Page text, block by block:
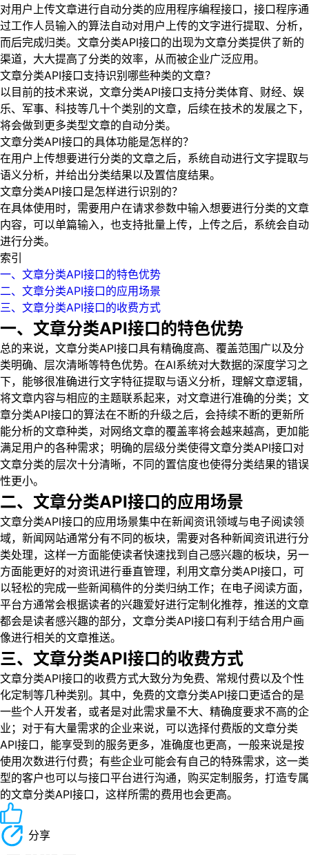
对用户上传文章进行自动分类的应用程序编程接口，接口程序通
过工作人员输入的算法自动对用户上传的文字进行提取、分析，
而后完成归类。文章分类API接口的出现为文章分类提供了新的
渠道，大大提高了分类的效率，从而被企业广泛应用。
文章分类API接口支持识别哪些种类的文章？
以目前的技术来说，文章分类API接口支持分类体育、财经、娱
乐、军事、科技等几十个类别的文章，后续在技术的发展之下，
将会做到更多类型文章的自动分类。
文章分类API接口的具体功能是怎样的？
在用户上传想要进行分类的文章之后，系统自动进行文字提取与
语义分析，并给出分类结果以及置信度结果。
文章分类API接口是怎样进行识别的？
在具体使用时，需要用户在请求参数中输入想要进行分类的文章
内容，可以单篇输入，也支持批量上传，上传之后，系统会自动
进行分类。
索引
一、文章分类API接口的特色优势
二、文章分类API接口的应用场景
三、文章分类API接口的收费方式
一、文章分类API接口的特色优势
总的来说，文章分类API接口具有精确度高、覆盖范围广以及分
类明确、层次清晰等特色优势。在AI系统对大数据的深度学习之
下，能够很准确进行文字特征提取与语义分析，理解文章逻辑，
将文章内容与相应的主题联系起来，对文章进行准确的分类；文
章分类API接口的算法在不断的升级之后，会持续不断的更新所
能分析的文章种类，对网络文章的覆盖率将会越来越高，更加能
满足用户的各种需求；明确的层级分类使得文章分类API接口对
文章分类的层次十分清晰，不同的置信度也使得分类结果的错误
性更小。
二、文章分类API接口的应用场景
文章分类API接口的应用场景集中在新闻资讯领域与电子阅读领
域，新闻网站通常分有不同的板块，需要对各种新闻资讯进行分
类处理，这样一方面能使读者快速找到自己感兴趣的板块，另一
方面能更好的对资讯进行垂直管理，利用文章分类API接口，可
以轻松的完成一些新闻稿件的分类归纳工作；在电子阅读方面，
平台方通常会根据读者的兴趣爱好进行定制化推荐，推送的文章
都会是读者感兴趣的部分，文章分类API接口有利于结合用户画
像进行相关的文章推送。
三、文章分类API接口的收费方式
文章分类API接口的收费方式大致分为免费、常规付费以及个性
化定制等几种类别。其中，免费的文章分类API接口更适合的是
一些个人开发者，或者是对此需求量不大、精确度要求不高的企
业；对于有大量需求的企业来说，可以选择付费版的文章分类
API接口，能享受到的服务更多，准确度也更高，一般来说是按
使用次数进行付费；有些企业可能会有自己的特殊需求，这一类
型的客户也可以与接口平台进行沟通，购买定制服务，打造专属
的文章分类API接口，这样所需的费用也会更高。
分享